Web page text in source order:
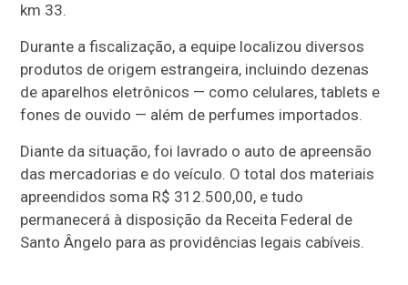
km 33.
Durante a fiscalização, a equipe localizou diversos
produtos de origem estrangeira, incluindo dezenas
de aparelhos eletrônicos — como celulares, tablets e
fones de ouvido — além de perfumes importados.
Diante da situação, foi lavrado o auto de apreensão
das mercadorias e do veículo. O total dos materiais
apreendidos soma R$ 312.500,00, e tudo
permanecerá à disposição da Receita Federal de
Santo Ângelo para as providências legais cabíveis.